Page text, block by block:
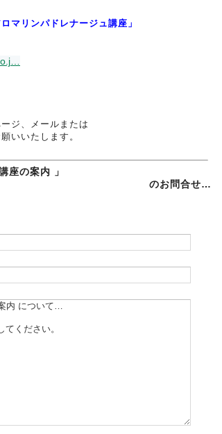
マリンパドレナージュ講座」
ジ、メールまたは
いいたします。
座の案内 」
のお問合せ…